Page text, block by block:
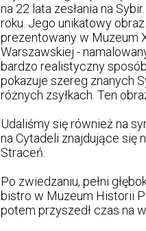
na 22 lata zesłania na
roku. Jego unikatowy obraz
prezentowany w Muzeum
Warszawskiej -
bardzo realistyczny
pokazuje szereg znanych
różnych zsyłkach. Ten
Udaliśmy się również na
na Cytadeli znajdujące się
Straceń.
Po zwiedzaniu, pełni
bistro w Muzeum Historii
potem przyszedł czas na